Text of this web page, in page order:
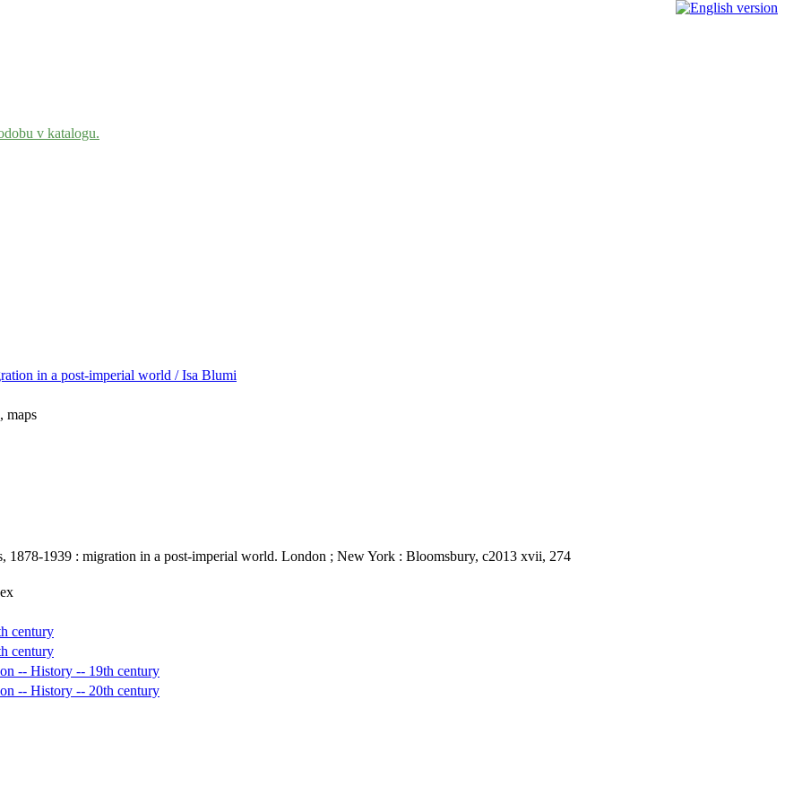
v katalogu.
in a post-imperial world / Isa Blumi
maps
1878-1939 : migration in a post-imperial world. London ; New York : Bloomsbury, c2013 xvii, 274
century
century
-- History -- 19th century
-- History -- 20th century